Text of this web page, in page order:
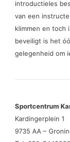
introductieles
van een
klimmen en toch
beveiligt is het
gelegenheid om
Sportcentrum
Kardingerplein 1
9735 AA –